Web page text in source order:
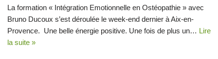
La formation « Intégration Emotionnelle en Ostéopathie » avec
Bruno Ducoux s’est déroulée le week-end dernier à Aix-en-
Provence. Une belle énergie positive. Une fois de plus un… Lire
la suite »